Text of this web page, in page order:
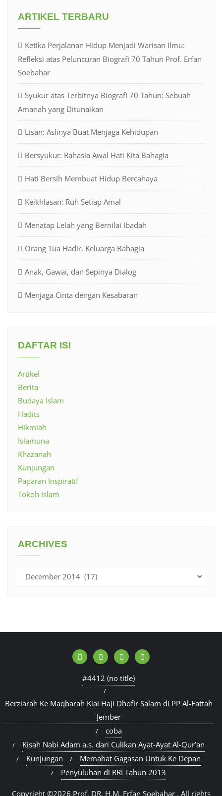
ARTIKEL TERBARU
Ketika Perjalanan Hidup Menjadi Warisan Ilmu:
Refleksi atas Peluncuran Biografi 70 Tahun Prof. Erfan
Soebahar
Syukur atas Terbitnya Biografi 70 Tahun: Sebuah
Amanah yang Ditunaikan
Lisan: Aslinya Buat Menjaga Kehidupan
Bersyukur: Rahasia Awal Hati Kita Bahagia
Hati Bersih Membuat Hidup Bercahaya
Keikhlasan: Ruh Setiap Amal
Menatap Lelah yang Bernilai Ibadah
Orang Tua Hadir, Keluarga Bahagia
Anak, Gawai, dan Sepinya Dialog
Menjaga Cinta dengan Kesabaran
DAFTAR ISI
Artikel
Berita
Budaya Islam
Hadits
Hikmiah
Islamuna
Khazanah
Kunjungan
Paparan Inspiratif
Tokoh Islam
ARCHIVES
Archives
#4412 (no title)
Berziarah Ke Maqbarah Kiai Haji Dhofir Salam di PP Al-Fattah
Jember
coba
Kisah Nabi Adam a.s. dari Culikan Ayat-Ayat Al-Qur’an
Kunjungan
Memahat Gagasan Untuk Ke Depan
Penyuluhan di RRI Tahun 2013
Copyright ©2026 Prof. DR. H.M. Erfan Soebahar . All rights